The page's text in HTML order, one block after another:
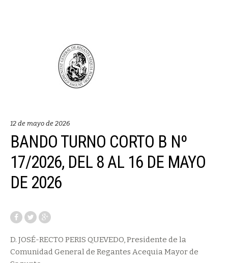
12 de mayo de 2026
BANDO TURNO CORTO B Nº
17/2026, DEL 8 AL 16 DE MAYO
DE 2026
D. JOSÉ-RECTO PERIS QUEVEDO, Presidente de la
Comunidad General de Regantes Acequia Mayor de